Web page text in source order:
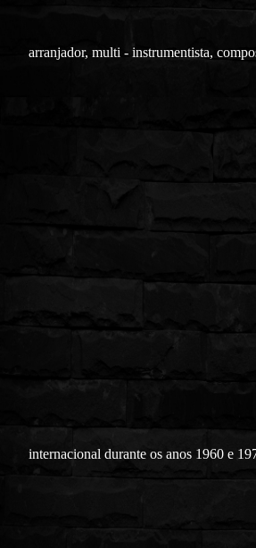
arranjador, multi - instrumentista,
internacional durante os anos 1960 e